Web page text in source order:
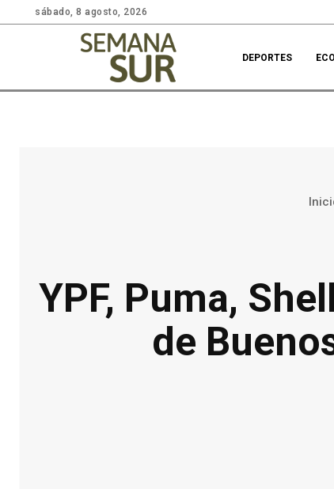
sábado, 8 agosto, 2026
DEPORTES
YPF, Puma,
de